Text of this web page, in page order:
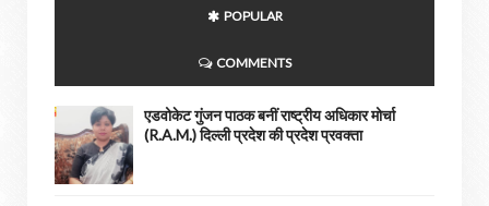
POPULAR
COMMENTS
एडवोकेट गुंजन पाठक बनीं राष्ट्रीय अधिकार मोर्चा
(R.A.M.) दिल्ली प्रदेश की प्रदेश प्रवक्ता